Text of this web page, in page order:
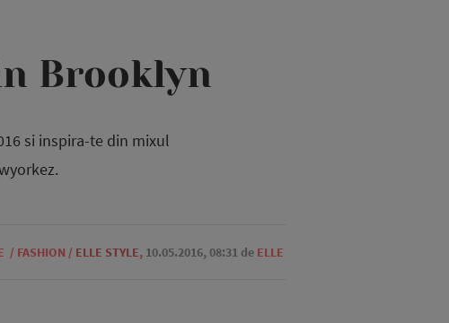
Brooklyn
si inspira-te din mixul
/ FASHION / ELLE STYLE, 10.05.2016, 08:31 de ELLE